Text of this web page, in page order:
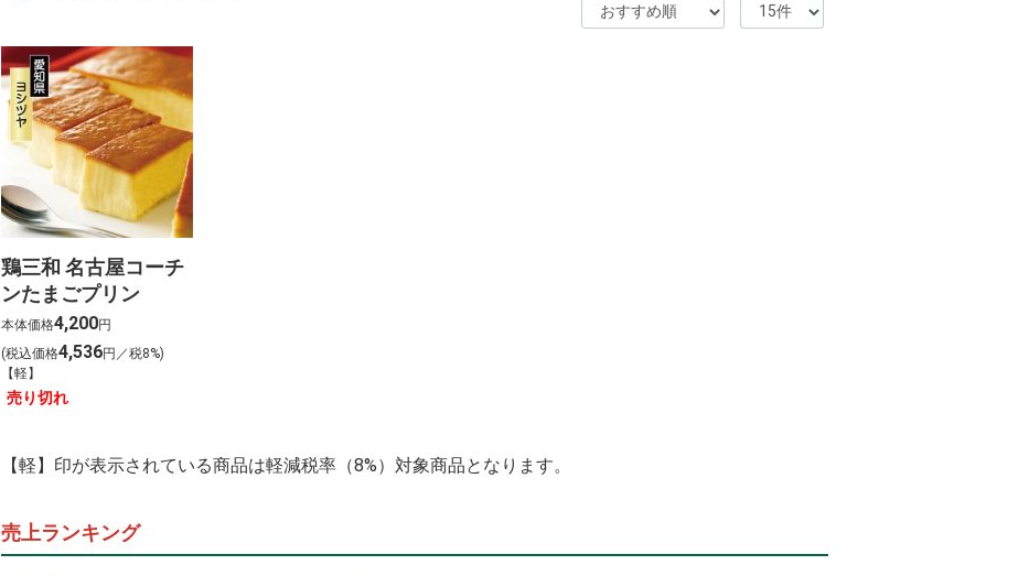
%D8%A7%D9%84%D9%86%D8%B5%D9%84
%D9%88%D8%A7%D9%84%D8%B2%D9%87%D8%B1%D9%87
鶏三和 名古屋コーチ
ンたまごプリン
本体価格4,200円
(税込価格4,536円／税8%)
【軽】
売り切れ
【軽】印が表示されている商品は軽減税率（8%）対象商品となります。
売上ランキング